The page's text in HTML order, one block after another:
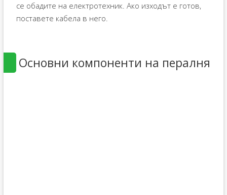
се обадите на електротехник. Ако изходът е готов,
поставете кабела в него.
Основни компоненти на пералня